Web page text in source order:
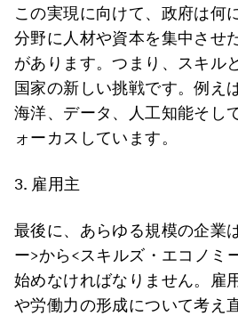
この実現に向けて、政府は何
分野に人材や資本を集中させ
があります。つまり、スキル
国家の新しい挑戦です。例え
海洋、データ、人工知能そし
ォーカスしています。
3. 雇用主
最後に、あらゆる規模の企業
ー>から<スキルズ・エコノミ
始めなければなりません。雇
や労働力の形成について考え